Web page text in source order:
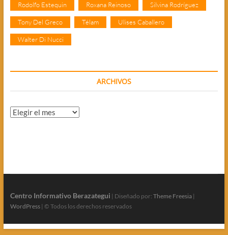
Rodolfo Estequin Roxana Reinoso Silvina Rodríguez
Tony Del Greco Télam Ulises Caballero
Walter Di Nucci
ARCHIVOS
Archivos
Centro Informativo Berazategui | Diseñado por: Theme Freesia|
WordPress| © Todos los derechos reservados